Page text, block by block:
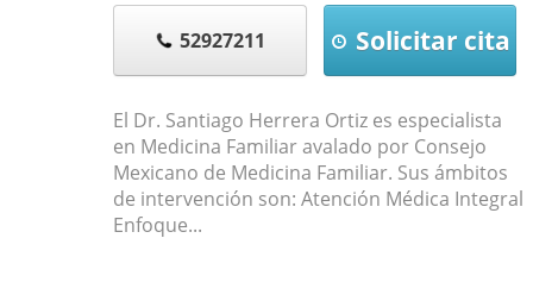
52927211 Solicitar cita
El Dr. Santiago Herrera Ortiz es especialista
en Medicina Familiar avalado por Consejo
Mexicano de Medicina Familiar. Sus ámbitos
de intervención son: Atención Médica Integral
Enfoque...